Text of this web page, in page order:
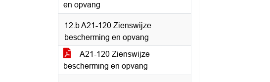
en opvang
12.b A21-120 Zienswijze
bescherming en opvang
A21-120 Zienswijze
bescherming en opvang